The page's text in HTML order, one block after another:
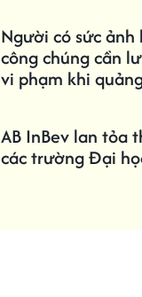
Người có sức
công chúng cần
vi phạm khi
AB InBev lan tỏa
các trường Đại